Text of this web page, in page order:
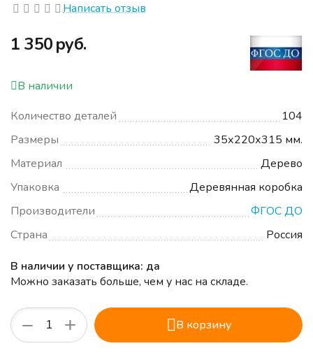
Написать отзыв
‍1 350‍руб.
В наличии
Количество деталей
104
Размеры
35х220х315 мм.
Материал
Дерево
Упаковка
Деревянная коробка
Производители
ФГОС ДО
Страна
Россия
В наличии у поставщика: да
Можно заказать больше, чем у нас на складе.
+
− В корзину